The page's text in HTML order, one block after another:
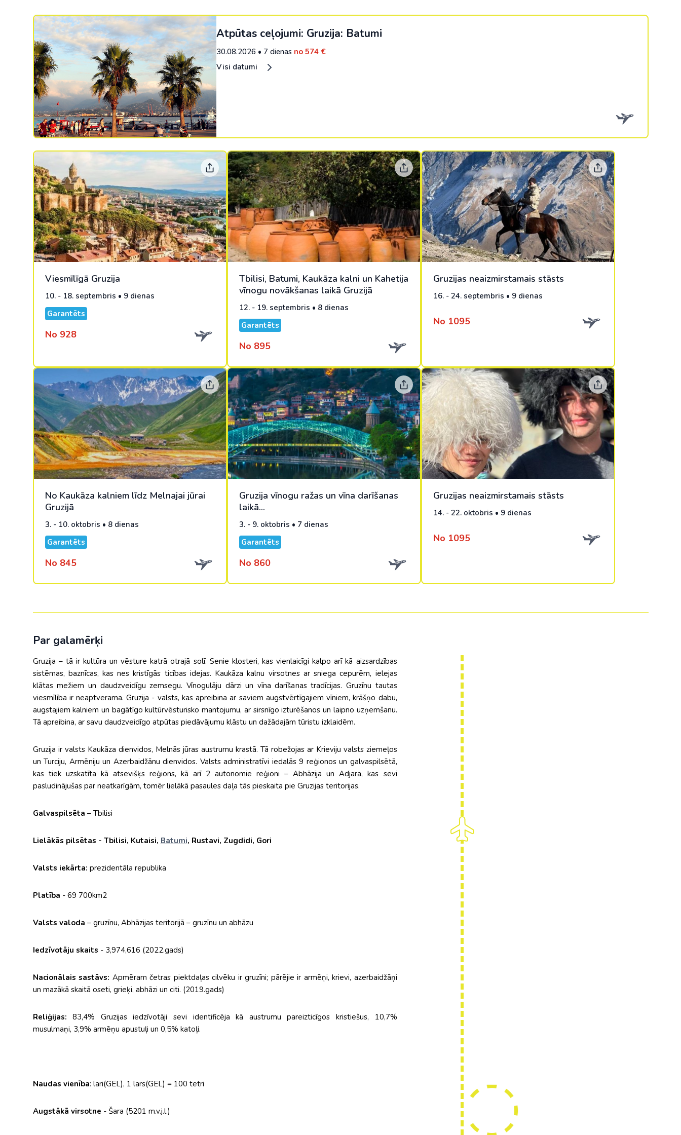
Atpūtas ceļojumi: Gruzija: Batumi
30.08.2026 • 7 dienas no 574 €
Visi datumi
Viesmīlīgā Gruzija
10. - 18. septembris • 9 dienas
Garantēts
No 928
Tbilisi, Batumi, Kaukāza kalni un Kahetija
vīnogu novākšanas laikā Gruzijā
12. - 19. septembris • 8 dienas
Garantēts
No 895
Gruzijas neaizmirstamais stāsts
16. - 24. septembris • 9 dienas
No 1095
No Kaukāza kalniem līdz Melnajai jūrai
Gruzijā
3. - 10. oktobris • 8 dienas
Garantēts
No 845
Gruzija vīnogu ražas un vīna darīšanas
laikā...
3. - 9. oktobris • 7 dienas
Garantēts
No 860
Gruzijas neaizmirstamais stāsts
14. - 22. oktobris • 9 dienas
No 1095
Par galamērķi
Gruzija – tā ir kultūra un vēsture katrā otrajā solī. Senie klosteri, kas vienlaicīgi kalpo arī kā aizsardzības
sistēmas, baznīcas, kas nes kristīgās ticības idejas. Kaukāza kalnu virsotnes ar sniega cepurēm, ielejas
klātas mežiem un daudzveidīgu zemsegu. Vīnogulāju dārzi un vīna darīšanas tradīcijas. Gruzīnu tautas
viesmīlība ir neaptverama. Gruzija - valsts, kas apreibina ar saviem augstvērtīgajiem vīniem, krāšņo dabu,
augstajiem kalniem un bagātīgo kultūrvēsturisko mantojumu, ar sirsnīgo izturēšanos un laipno uzņemšanu.
Tā apreibina, ar savu daudzveidīgo atpūtas piedāvājumu klāstu un dažādajām tūristu izklaidēm.
Gruzija ir valsts Kaukāza dienvidos, Melnās jūras austrumu krastā. Tā robežojas ar Krieviju valsts ziemeļos
un Turciju, Armēniju un Azerbaidžānu dienvidos. Valsts administratīvi iedalās 9 reģionos un galvaspilsētā,
kas tiek uzskatīta kā atsevišķs reģions, kā arī 2 autonomie reģioni – Abhāzija un Adjara, kas sevi
pasludinājušas par neatkarīgām, tomēr lielākā pasaules daļa tās pieskaita pie Gruzijas teritorijas.
Galvaspilsēta – Tbilisi
Lielākās pilsētas - Tbilisi, Kutaisi, Batumi, Rustavi, Zugdidi, Gori
Valsts iekārta: prezidentāla republika
Platība - 69 700km2
Valsts valoda – gruzīnu, Abhāzijas teritorijā – gruzīnu un abhāzu
Iedzīvotāju skaits - 3,974,616 (2022.gads)
Nacionālais sastāvs: Apmēram četras piektdaļas cilvēku ir gruzīni; pārējie ir armēņi, krievi, azerbaidžāņi
un mazākā skaitā oseti, grieķi, abhāzi un citi. (2019.gads)
Reliģijas: 83,4% Gruzijas iedzīvotāji sevi identificēja kā austrumu pareizticīgos kristiešus, 10,7%
musulmaņi, 3,9% armēņu apustuļi un 0,5% katoļi.
Naudas vienība: lari(GEL), 1 lars(GEL) = 100 tetri
Augstākā virsotne - Šara (5201 m.v.j.l.)